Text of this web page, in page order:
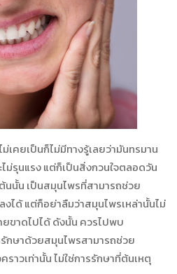
เป็นก็ไม่มีทางรู้เลยว่ามันทรมาน
ม่รุนแรง แต่ก็เป็นสิ่งกวนใจตลอดวัน
นนั้น เป็นสมุนไพรที่สามารถช่วย
งได้ แต่ก็อย่าลืมว่าสมุนไพรเหล่านั้นไม่
ขาดไปได้ ดังนั้น ควรไปพบ
กษาด้วยสมุนไพรสามารถช่วย
าวเท่านั้น ไม่ใช่การรักษาที่ต้นเหตุ